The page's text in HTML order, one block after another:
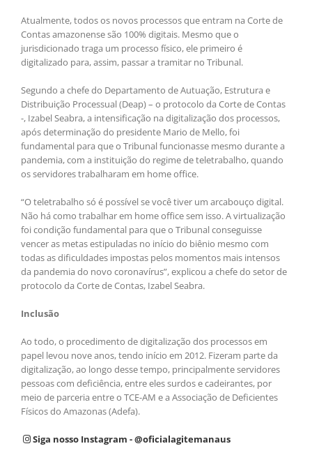
Atualmente, todos os novos processos que entram na Corte de
Contas amazonense são 100% digitais. Mesmo que o
jurisdicionado traga um processo físico, ele primeiro é
digitalizado para, assim, passar a tramitar no Tribunal.
Segundo a chefe do Departamento de Autuação, Estrutura e
Distribuição Processual (Deap) – o protocolo da Corte de Contas
-, Izabel Seabra, a intensificação na digitalização dos processos,
após determinação do presidente Mario de Mello, foi
fundamental para que o Tribunal funcionasse mesmo durante a
pandemia, com a instituição do regime de teletrabalho, quando
os servidores trabalharam em home office.
“O teletrabalho só é possível se você tiver um arcabouço digital.
Não há como trabalhar em home office sem isso. A virtualização
foi condição fundamental para que o Tribunal conseguisse
vencer as metas estipuladas no início do biênio mesmo com
todas as dificuldades impostas pelos momentos mais intensos
da pandemia do novo coronavírus”, explicou a chefe do setor de
protocolo da Corte de Contas, Izabel Seabra.
Inclusão
Ao todo, o procedimento de digitalização dos processos em
papel levou nove anos, tendo início em 2012. Fizeram parte da
digitalização, ao longo desse tempo, principalmente servidores
pessoas com deficiência, entre eles surdos e cadeirantes, por
meio de parceria entre o TCE-AM e a Associação de Deficientes
Físicos do Amazonas (Adefa).
Siga nosso Instagram - @oficialagitemanaus